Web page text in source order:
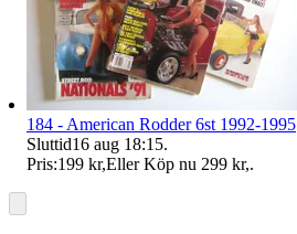
184 - American Rodder 6st 1992-1995
Sluttid16 aug 18:15.
Pris:199 kr,Eller Köp nu 299 kr,.